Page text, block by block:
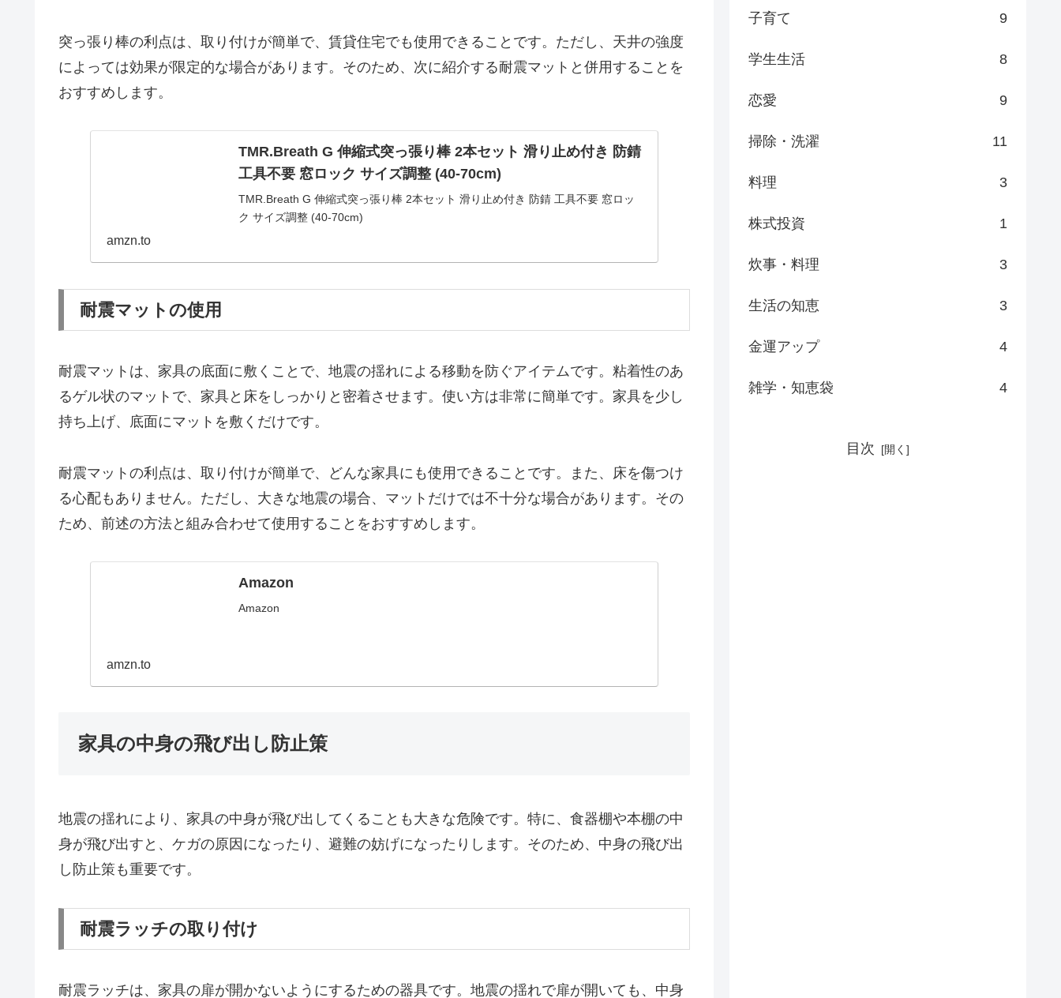
突っ張り棒の利点は、取り付けが簡単で、賃貸住宅でも使用できることです。ただし、天井の強度
によっては効果が限定的な場合があります。そのため、次に紹介する耐震マットと併用することを
おすすめします。
TMR.Breath G 伸縮式突っ張り棒 2本セット 滑り止め付き 防錆
工具不要 窓ロック サイズ調整 (40-70cm)
TMR.Breath G 伸縮式突っ張り棒 2本セット 滑り止め付き 防錆 工具不要 窓ロッ
ク サイズ調整 (40-70cm)
amzn.to
耐震マットの使用
耐震マットは、家具の底面に敷くことで、地震の揺れによる移動を防ぐアイテムです。粘着性のあ
るゲル状のマットで、家具と床をしっかりと密着させます。使い方は非常に簡単です。家具を少し
持ち上げ、底面にマットを敷くだけです。
耐震マットの利点は、取り付けが簡単で、どんな家具にも使用できることです。また、床を傷つけ
る心配もありません。ただし、大きな地震の場合、マットだけでは不十分な場合があります。その
ため、前述の方法と組み合わせて使用することをおすすめします。
Amazon
Amazon
amzn.to
家具の中身の飛び出し防止策
地震の揺れにより、家具の中身が飛び出してくることも大きな危険です。特に、食器棚や本棚の中
身が飛び出すと、ケガの原因になったり、避難の妨げになったりします。そのため、中身の飛び出
し防止策も重要です。
耐震ラッチの取り付け
耐震ラッチは、家具の扉が開かないようにするための器具です。地震の揺れで扉が開いても、中身
子育て 9
学生生活 8
恋愛 9
掃除・洗濯 11
料理 3
株式投資 1
炊事・料理 3
生活の知恵 3
金運アップ 4
雑学・知恵袋 4
目次